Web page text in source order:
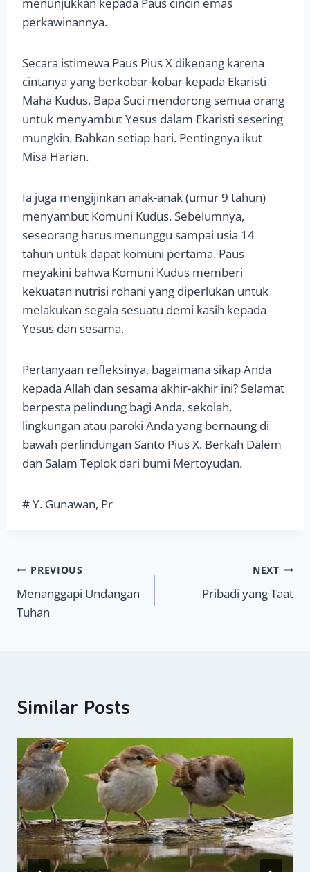
menunjukkan kepada Paus cincin emas
perkawinannya.
Secara istimewa Paus Pius X dikenang karena
cintanya yang berkobar-kobar kepada Ekaristi
Maha Kudus. Bapa Suci mendorong semua orang
untuk menyambut Yesus dalam Ekaristi sesering
mungkin. Bahkan setiap hari. Pentingnya ikut
Misa Harian.
Ia juga mengijinkan anak-anak (umur 9 tahun)
menyambut Komuni Kudus. Sebelumnya,
seseorang harus menunggu sampai usia 14
tahun untuk dapat komuni pertama. Paus
meyakini bahwa Komuni Kudus memberi
kekuatan nutrisi rohani yang diperlukan untuk
melakukan segala sesuatu demi kasih kepada
Yesus dan sesama.
Pertanyaan refleksinya, bagaimana sikap Anda
kepada Allah dan sesama akhir-akhir ini? Selamat
berpesta pelindung bagi Anda, sekolah,
lingkungan atau paroki Anda yang bernaung di
bawah perlindungan Santo Pius X. Berkah Dalem
dan Salam Teplok dari bumi Mertoyudan.
# Y. Gunawan, Pr
Navigasi
pos
PREVIOUS
Menanggapi Undangan
Tuhan
NEXT
Pribadi yang Taat
Similar Posts